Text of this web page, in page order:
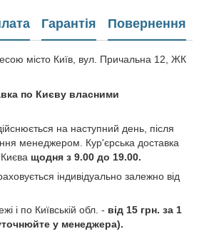
Гарантія Повернення
місто Київ, вул. Причальна 12, ЖК
по Києву власними
на наступний день, після
менеджером. Кур'єрська доставка
щодня з 9.00 до 19.00.
індивідуально залежно від
і по Київській обл. - від 15 грн. за 1
у менеджера).